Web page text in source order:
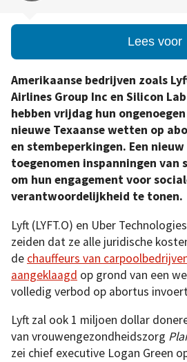
Lees voor
Amerikaanse bedrijven zoals
Airlines Group Inc en Silicon
hebben vrijdag hun
nieuwe Texaanse wetten op
en stembeperkingen. Een
toegenomen inspanningen van
om hun engagement voor
verantwoordelijkheid te tonen.
Lyft (LYFT.O) en Uber
zeiden dat ze alle juridische
de chauffeurs van
aangeklaagd op grond van een
volledig verbod op abortus
Lyft zal ook 1 miljoen dollar
van vrouwengezondheidszorg
zei chief executive Logan Green